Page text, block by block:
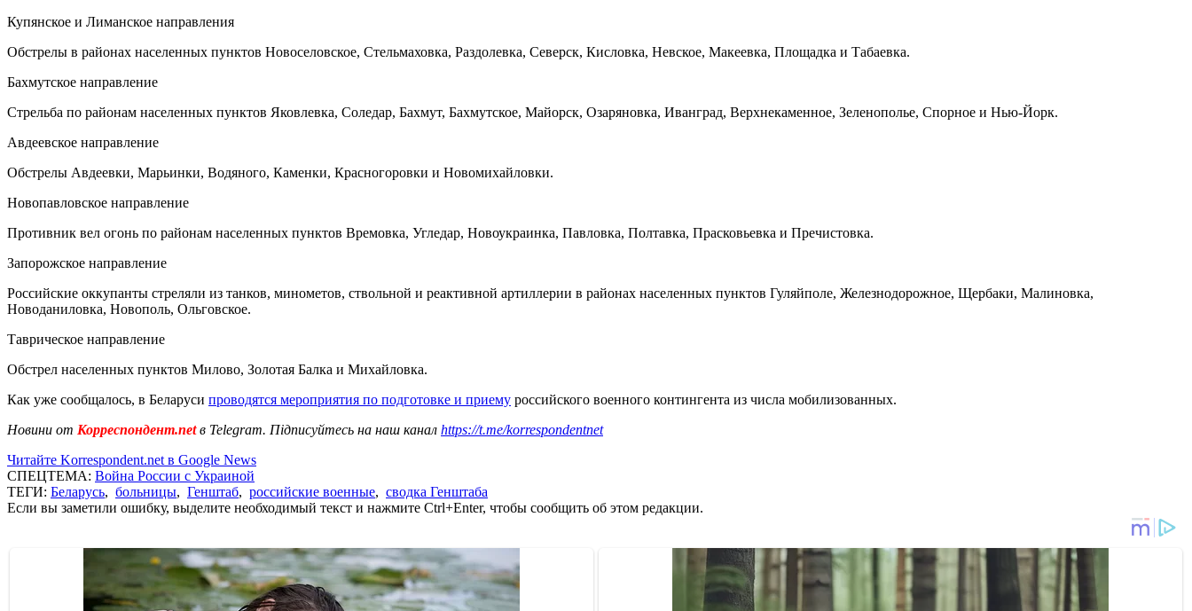
Купянское и Лиманское направления
Обстрелы в районах населенных пунктов Новоселовское, Стельмаховка, Раздолевка, Северск, Кисловка, Невское, Макеевка, Площадка и Табаевка.
Бахмутское направление
Стрельба по районам населенных пунктов Яковлевка, Соледар, Бахмут, Бахмутское, Майорск, Озаряновка, Иванград, Верхнекаменное, Зеленополье, Спорное и Нью-Йорк.
Авдеевское направление
Обстрелы Авдеевки, Марьинки, Водяного, Каменки, Красногоровки и Новомихайловки.
Новопавловское направление
Противник вел огонь по районам населенных пунктов Времовка, Угледар, Новоукраинка, Павловка, Полтавка, Прасковьевка и Пречистовка.
Запорожское направление
Российские оккупанты стреляли из танков, минометов, ствольной и реактивной артиллерии в районах населенных пунктов Гуляйполе, Железнодорожное, Щербаки, Малиновка,
Новоданиловка, Новополь, Ольговское.
Таврическое направление
Обстрел населенных пунктов Милово, Золотая Балка и Михайловка.
Как уже сообщалось, в Беларуси проводятся мероприятия по подготовке и приему российского военного контингента из числа мобилизованных.
Новини от Корреспондент.netв Telegram. Підписуйтесь на наш канал https://t.me/korrespondentnet
Читайте Korrespondent.net в Google News
СПЕЦТЕМА: Война России с Украиной
ТЕГИ: Беларусь, больницы, Генштаб, российские военные, сводка Генштаба
Если вы заметили ошибку, выделите необходимый текст и нажмите Ctrl+Enter, чтобы сообщить об этом редакции.